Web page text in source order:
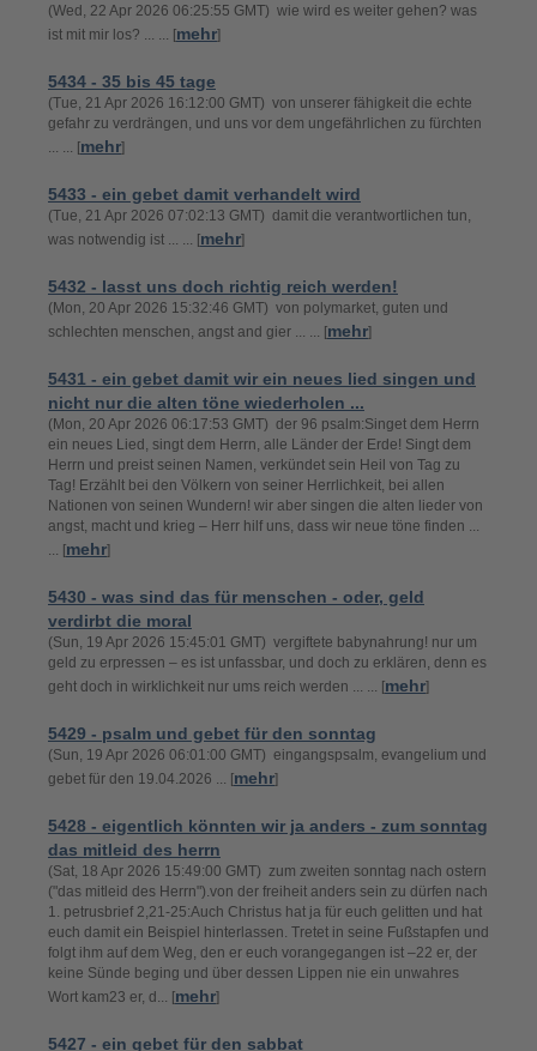
(Wed, 22 Apr 2026 06:25:55 GMT) wie wird es weiter gehen? was
ist mit mir los? ... ... [mehr]
5434 - 35 bis 45 tage
(Tue, 21 Apr 2026 16:12:00 GMT) von unserer fähigkeit die echte
gefahr zu verdrängen, und uns vor dem ungefährlichen zu fürchten
... ... [mehr]
5433 - ein gebet damit verhandelt wird
(Tue, 21 Apr 2026 07:02:13 GMT) damit die verantwortlichen tun,
was notwendig ist ... ... [mehr]
5432 - lasst uns doch richtig reich werden!
(Mon, 20 Apr 2026 15:32:46 GMT) von polymarket, guten und
schlechten menschen, angst and gier ... ... [mehr]
5431 - ein gebet damit wir ein neues lied singen und
nicht nur die alten töne wiederholen ...
(Mon, 20 Apr 2026 06:17:53 GMT) der 96 psalm:Singet dem Herrn
ein neues Lied, singt dem Herrn, alle Länder der Erde! Singt dem
Herrn und preist seinen Namen, verkündet sein Heil von Tag zu
Tag! Erzählt bei den Völkern von seiner Herrlichkeit, bei allen
Nationen von seinen Wundern! wir aber singen die alten lieder von
angst, macht und krieg – Herr hilf uns, dass wir neue töne finden ...
... [mehr]
5430 - was sind das für menschen - oder, geld
verdirbt die moral
(Sun, 19 Apr 2026 15:45:01 GMT) vergiftete babynahrung! nur um
geld zu erpressen – es ist unfassbar, und doch zu erklären, denn es
geht doch in wirklichkeit nur ums reich werden ... ... [mehr]
5429 - psalm und gebet für den sonntag
(Sun, 19 Apr 2026 06:01:00 GMT) eingangspsalm, evangelium und
gebet für den 19.04.2026 ... [mehr]
5428 - eigentlich könnten wir ja anders - zum sonntag
das mitleid des herrn
(Sat, 18 Apr 2026 15:49:00 GMT) zum zweiten sonntag nach ostern
("das mitleid des Herrn").von der freiheit anders sein zu dürfen nach
1. petrusbrief 2,21-25:Auch Christus hat ja für euch gelitten und hat
euch damit ein Beispiel hinterlassen. Tretet in seine Fußstapfen und
folgt ihm auf dem Weg, den er euch vorangegangen ist –22 er, der
keine Sünde beging und über dessen Lippen nie ein unwahres
Wort kam23 er, d... [mehr]
5427 - ein gebet für den sabbat